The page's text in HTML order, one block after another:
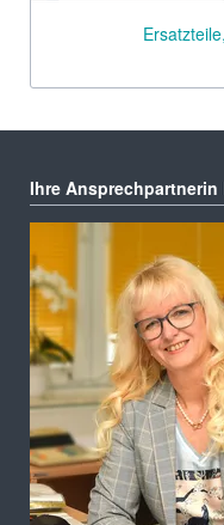
Ihre Ansprechpartnerin